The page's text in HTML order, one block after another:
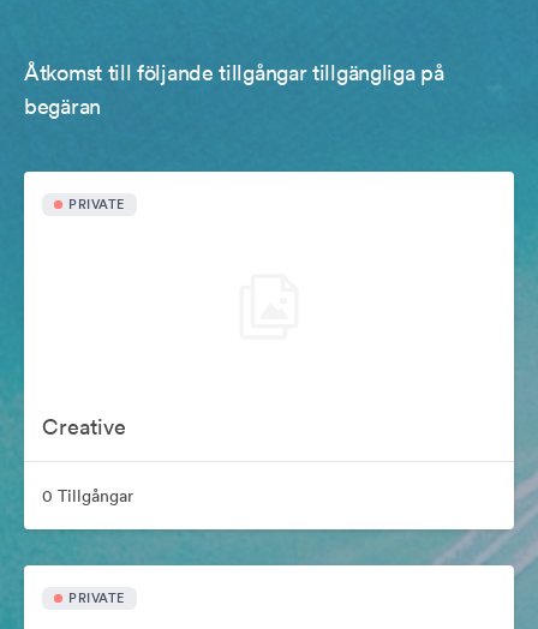
Åtkomst till följande tillgångar tillgängliga på
begäran
PRIVATE
Creative
0 Tillgångar
PRIVATE